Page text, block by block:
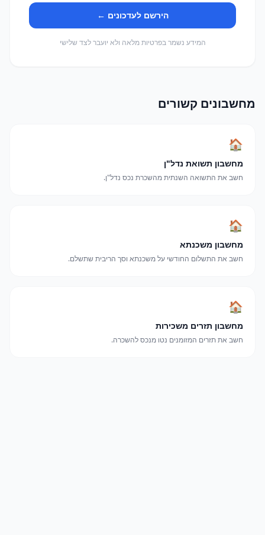
הירשם לעדכונים ←
המידע נשמר בפרטיות מלאה ולא יועבר לצד שלישי
מחשבונים קשורים
🏠
מחשבון תשואת נדל"ן
חשב את התשואה השנתית מהשכרת נכס נדל"ן.
🏠
מחשבון משכנתא
חשב את התשלום החודשי על משכנתא וסך הריבית שתשלם.
🏠
מחשבון תזרים משכירות
חשב את תזרים המזומנים נטו מנכס להשכרה.